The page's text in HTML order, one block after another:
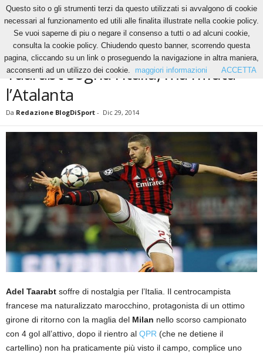
News Taarabt sogna l’Italia, ma rifiuta l’Atalanta
NEWS
Taarabt sogna l’Italia, ma rifiuta
l’Atalanta
Da Redazione BlogDiSport - Dic 29, 2014
Adel Taarabt soffre di nostalgia per l’Italia. Il centrocampista
francese ma naturalizzato marocchino, protagonista di un ottimo
girone di ritorno con la maglia del Milan nello scorso campionato
con 4 gol all’attivo, dopo il rientro al QPR (che ne detiene il
cartellino) non ha praticamente più visto il campo, complice uno
Questo sito o gli strumenti terzi da questo utilizzati si avvalgono di cookie
necessari al funzionamento ed utili alle finalita illustrate nella cookie policy.
Se vuoi saperne di piu o negare il consenso a tutti o ad alcuni cookie,
consulta la cookie policy. Chiudendo questo banner, scorrendo questa
pagina, cliccando su un link o proseguendo la navigazione in altra maniera,
acconsenti ad un utilizzo dei cookie.
maggiori informazioni ACCETTA